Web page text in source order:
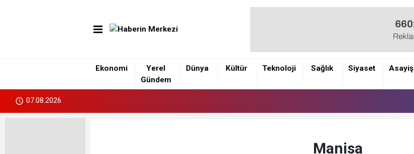
Ekonomi
Yerel
Gündem
Dünya Kültür Teknoloji Sağlık Siyaset Asayiş
07.08.2026
Manisa